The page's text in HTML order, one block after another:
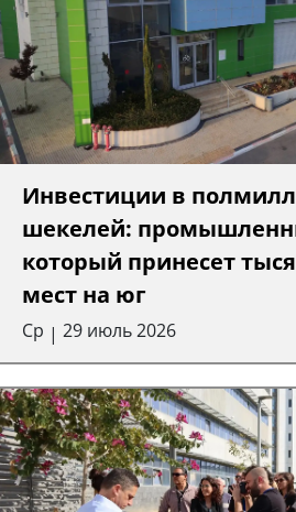
Инвестиции в
шекелей:
который принесет
мест на юг
Ср | 29 июль 2026